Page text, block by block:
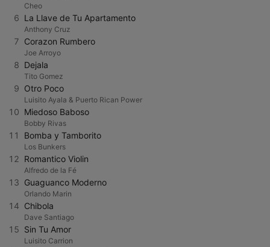
Cheo
6 La Llave de Tu Apartamento
Anthony Cruz
7 Corazon Rumbero
Joe Arroyo
8 Dejala
Tito Gomez
9 Otro Poco
Luisito Ayala & Puerto Rican Power
10 Miedoso Baboso
Bobby Rivas
11 Bomba y Tamborito
Los Bunkers
12 Romantico Violin
Alfredo de la Fé
13 Guaguanco Moderno
Orlando Marin
14 Chibola
Dave Santiago
15 Sin Tu Amor
Luisito Carrion